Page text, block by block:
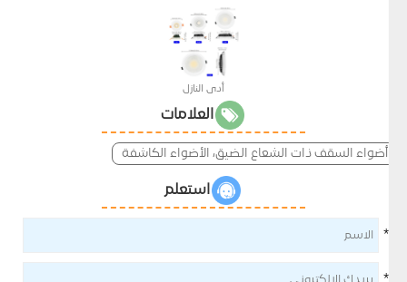
أدى النازل
العلامات
أضواء السقف ذات الشعاع الضيق، الأضواء الكاشفة
استعلم